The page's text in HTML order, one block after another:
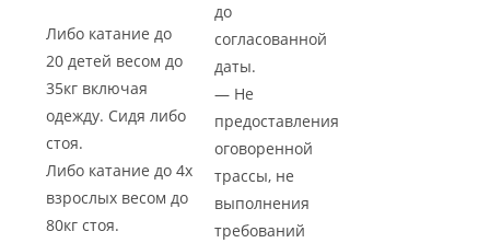
Либо катание до
20 детей весом до
35кг включая
одежду. Сидя либо
стоя.
Либо катание до 4х
взрослых весом до
80кг стоя.
до
согласованной
даты.
— Не
предоставления
оговоренной
трассы, не
выполнения
требований